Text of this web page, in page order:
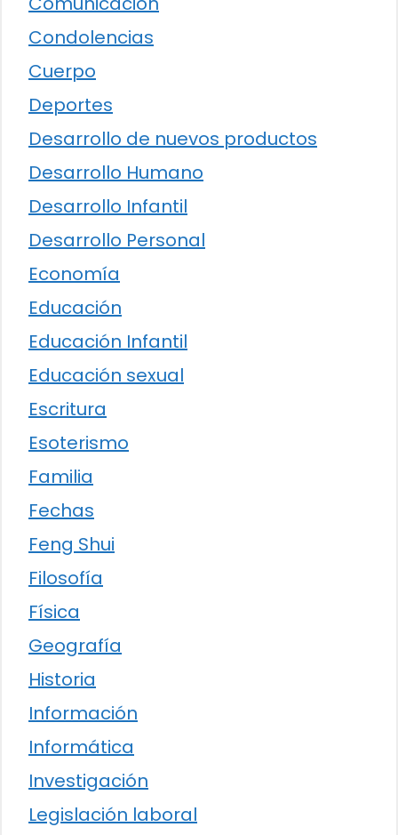
Condolencias
Cuerpo
Deportes
Desarrollo de nuevos productos
Desarrollo Humano
Desarrollo Infantil
Desarrollo Personal
Economía
Educación
Educación Infantil
Educación sexual
Escritura
Esoterismo
Familia
Fechas
Feng Shui
Filosofía
Física
Geografía
Historia
Información
Informática
Investigación
Legislación laboral